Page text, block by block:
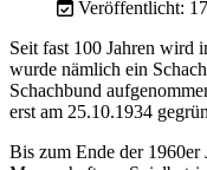
Veröffentlicht:
Seit fast 100 Jahren wird
wurde nämlich ein
Schachbund
erst am 25.10.1934
Bis zum Ende der 1960er